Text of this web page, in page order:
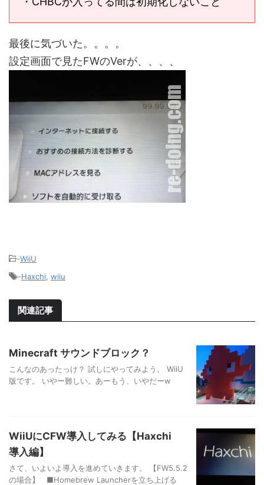
最後に気づいた。。。。
設定画面で見たFWのVerが、、、、
-WiiU
-Haxchi wiiu
関連記事
Minecraft サウンドブロック？
こんなのあったっけ？ 試しにやってみよう。 WiiU
版です。 いやー難しい。あーもう、いやだーw
WiiUにCFW導入してみる【Haxchi
導入編】
さて、いよいよ導入を進めていきます。 【FW5.5.2
の場合】 ■Homebrew Launcherを立ち上げる